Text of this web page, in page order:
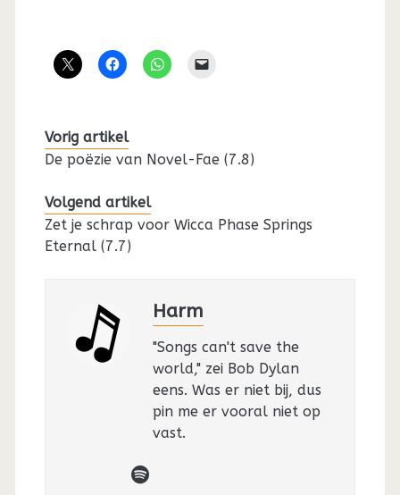
Vorig artikel
De poëzie van Novel-Fae (7.8)
Volgend artikel
Zet je schrap voor Wicca Phase Springs
Eternal (7.7)
Harm
"Songs can't save the
world," zei Bob Dylan
eens. Was er niet bij, dus
pin me er vooral niet op
vast.
spotify